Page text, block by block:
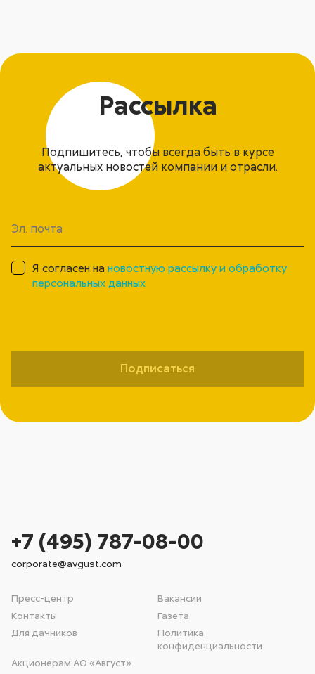
Рассылка
Подпишитесь, чтобы всегда быть в курсе
актуальных новостей компании и отрасли.
Я согласен нановостную рассылку и обработку
персональных данных
Подписаться
Пресс-центр
Вакансии
Контакты
Газета
Для дачников
Политика
конфиденциальности
Акционерам АО «Август»
+7 (495) 787-08-00
corporate@avgust.com